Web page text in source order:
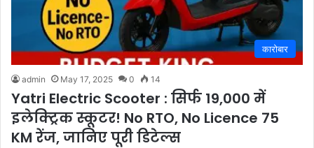
कारोबार
admin May 17, 2025 0 14
Yatri Electric Scooter : सिर्फ 19,000 में
इलेक्ट्रिक स्कूटर! No RTO, No Licence 75
KM रेंज, जानिए पूरी डिटेल्स